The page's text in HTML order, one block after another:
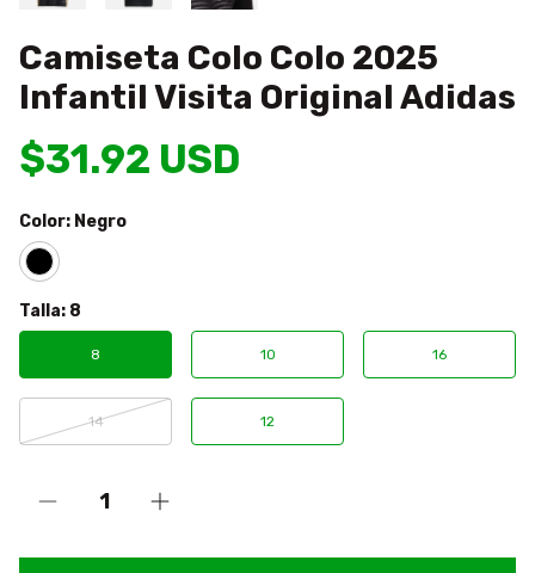
Camiseta Colo Colo 2025
Infantil Visita Original Adidas
$31.92 USD
Color: Negro
Talla: 8
8 10 16
14 12